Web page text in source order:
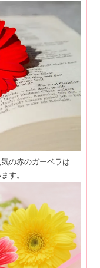
の赤のガーベラは
す。